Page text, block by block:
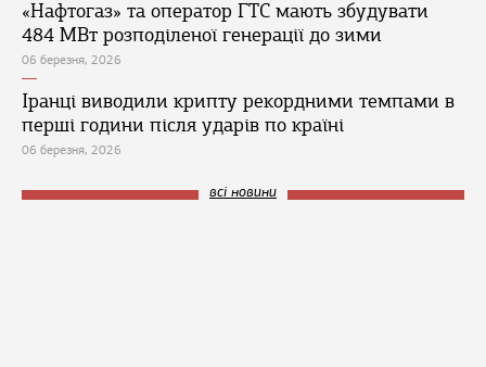
«Нафтогаз» та оператор ГТС мають збудувати
484 МВт розподіленої генерації до зими
06 березня, 2026
Іранці виводили крипту рекордними темпами в
перші години після ударів по країні
06 березня, 2026
всі новини